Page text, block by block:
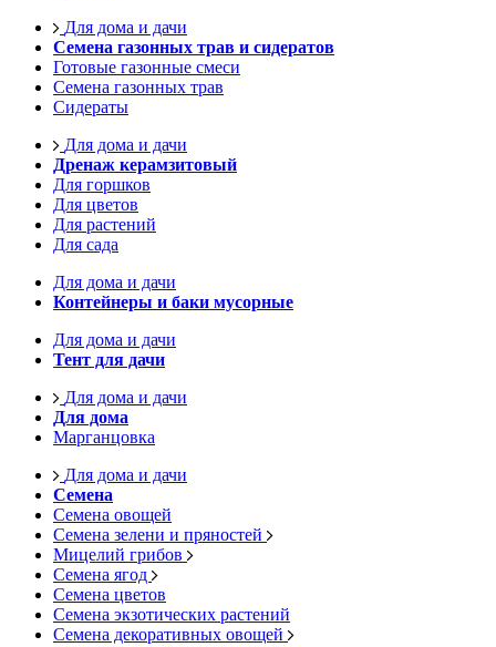
Для дома и дачи
Семена газонных трав и сидератов
Готовые газонные смеси
Семена газонных трав
Сидераты
Для дома и дачи
Дренаж керамзитовый
Для горшков
Для цветов
Для растений
Для сада
Для дома и дачи
Контейнеры и баки мусорные
Для дома и дачи
Тент для дачи
Для дома и дачи
Для дома
Марганцовка
Для дома и дачи
Семена
Семена овощей
Семена зелени и пряностей
Мицелий грибов
Семена ягод
Семена цветов
Семена экзотических растений
Семена декоративных овощей